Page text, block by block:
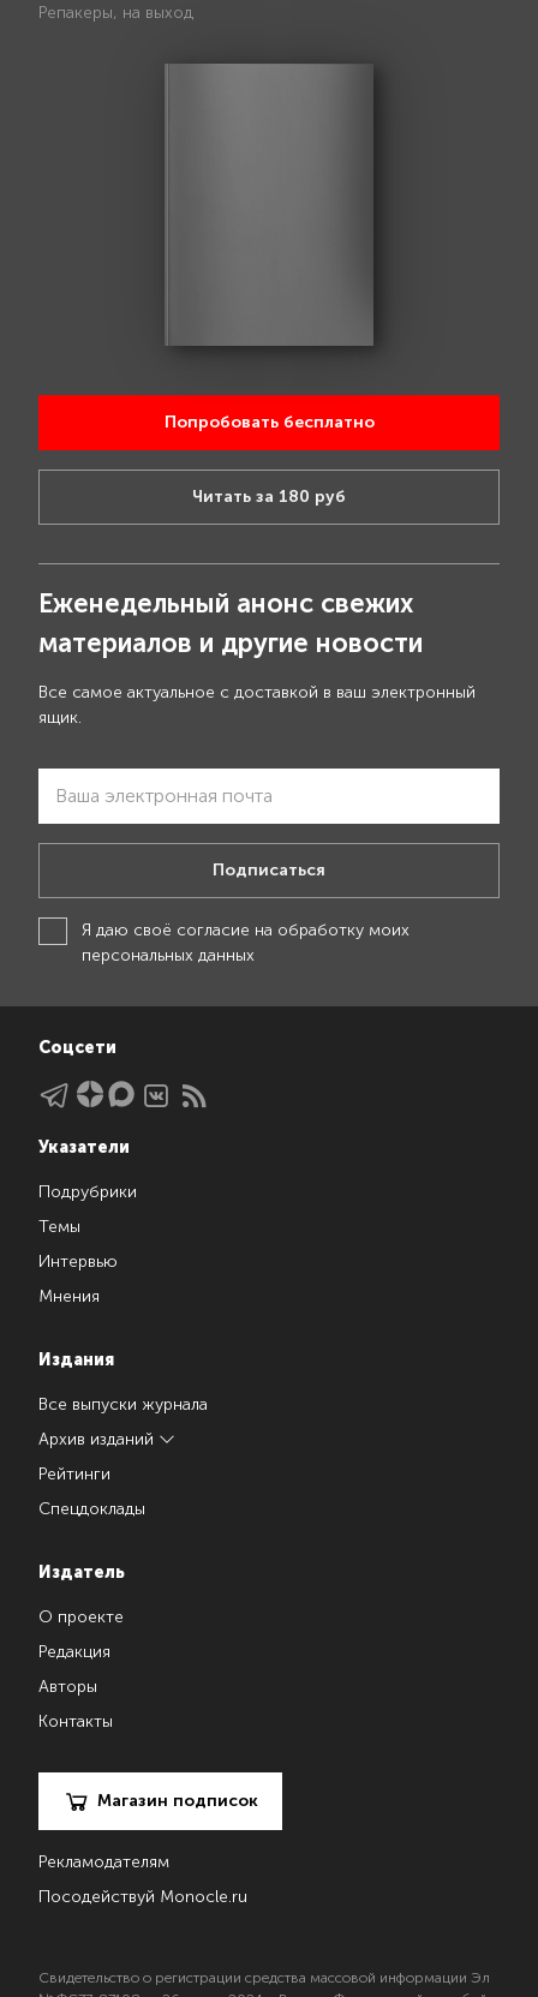
Репакеры, на выход
Попробовать бесплатно
Читать за 180 руб
Еженедельный анонс свежих
материалов и другие новости
Все самое актуальное с доставкой в ваш электронный
ящик.
Подписаться
Я даю своё согласие на обработку моих
персональных данных
Соцсети
Указатели
Подрубрики
Темы
Интервью
Мнения
Издания
Все выпуски журнала
Архив изданий
Рейтинги
Спецдоклады
Издатель
О проекте
Редакция
Авторы
Контакты
Магазин подписок
Рекламодателям
Посодействуй Monocle.ru
Свидетельство о регистрации средства массовой информации Эл